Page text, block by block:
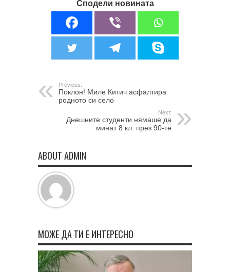
Сподели новината
Previous:
Поклон! Миле Китич асфалтира
родното си село
Next:
Днешните студенти нямаше да
минат 8 кл. през 90-те
ABOUT ADMIN
МОЖЕ ДА ТИ Е ИНТЕРЕСНО